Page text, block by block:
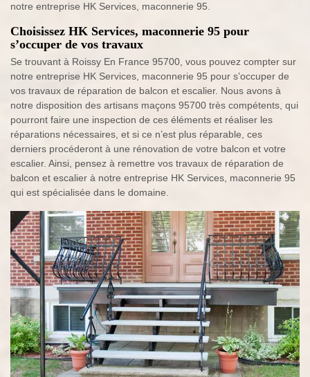
notre entreprise HK Services, maconnerie 95.
Choisissez HK Services, maconnerie 95 pour
s’occuper de vos travaux
Se trouvant à Roissy En France 95700, vous pouvez compter sur
notre entreprise HK Services, maconnerie 95 pour s’occuper de
vos travaux de réparation de balcon et escalier. Nous avons à
notre disposition des artisans maçons 95700 très compétents, qui
pourront faire une inspection de ces éléments et réaliser les
réparations nécessaires, et si ce n’est plus réparable, ces
derniers procéderont à une rénovation de votre balcon et votre
escalier. Ainsi, pensez à remettre vos travaux de réparation de
balcon et escalier à notre entreprise HK Services, maconnerie 95
qui est spécialisée dans le domaine.